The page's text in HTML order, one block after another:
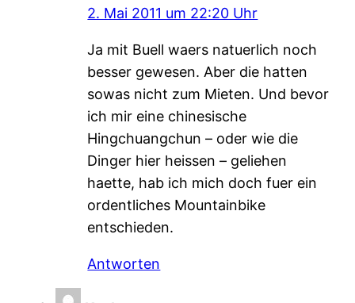
2. Mai 2011 um 22:20 Uhr
Ja mit Buell waers natuerlich noch
besser gewesen. Aber die hatten
sowas nicht zum Mieten. Und bevor
ich mir eine chinesische
Hingchuangchun – oder wie die
Dinger hier heissen – geliehen
haette, hab ich mich doch fuer ein
ordentliches Mountainbike
entschieden.
Antworten